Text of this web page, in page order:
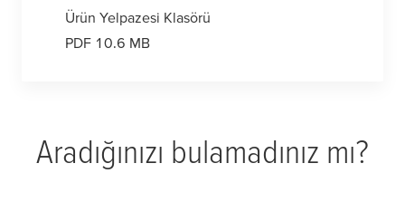
Ürün Yelpazesi Klasörü
PDF 10.6 MB
Aradığınızı bulamadınız mı?